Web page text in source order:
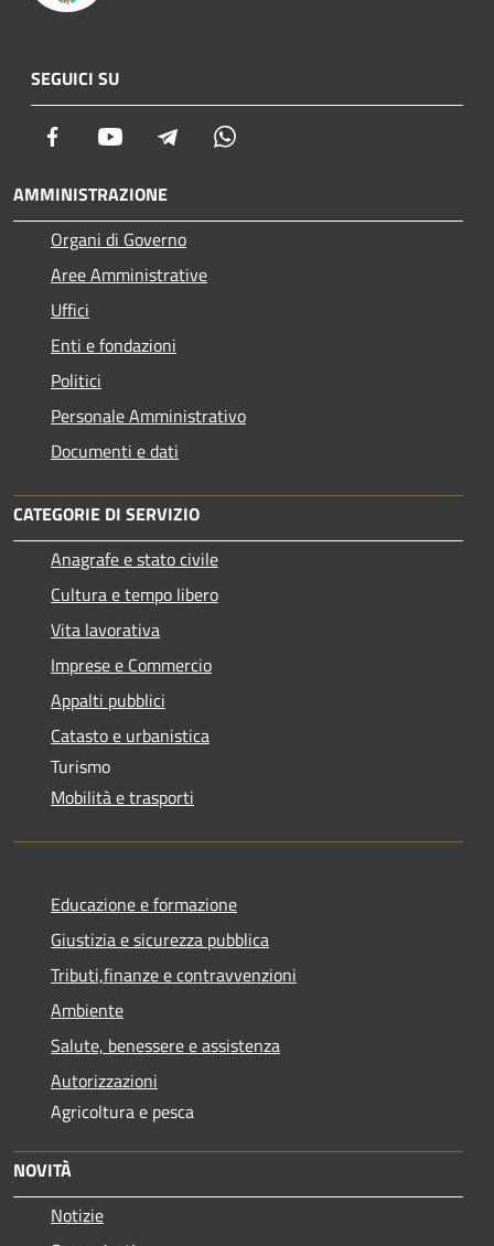
SEGUICI SU
Facebook Youtube Telegram
AMMINISTRAZIONE
Organi di Governo
Aree Amministrative
Uffici
Enti e fondazioni
Politici
Personale Amministrativo
Documenti e dati
CATEGORIE DI SERVIZIO
Anagrafe e stato civile
Cultura e tempo libero
Vita lavorativa
Imprese e Commercio
Appalti pubblici
Catasto e urbanistica
Turismo
Mobilità e trasporti
Educazione e formazione
Giustizia e sicurezza pubblica
Tributi,finanze e contravvenzioni
Ambiente
Salute, benessere e assistenza
Autorizzazioni
Agricoltura e pesca
NOVITÀ
Notizie